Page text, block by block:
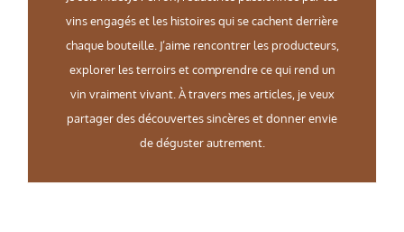
vins engagés et les histoires qui se cachent derrière
chaque bouteille. J’aime rencontrer les producteurs,
explorer les terroirs et comprendre ce qui rend un
vin vraiment vivant. À travers mes articles, je veux
partager des découvertes sincères et donner envie
de déguster autrement.